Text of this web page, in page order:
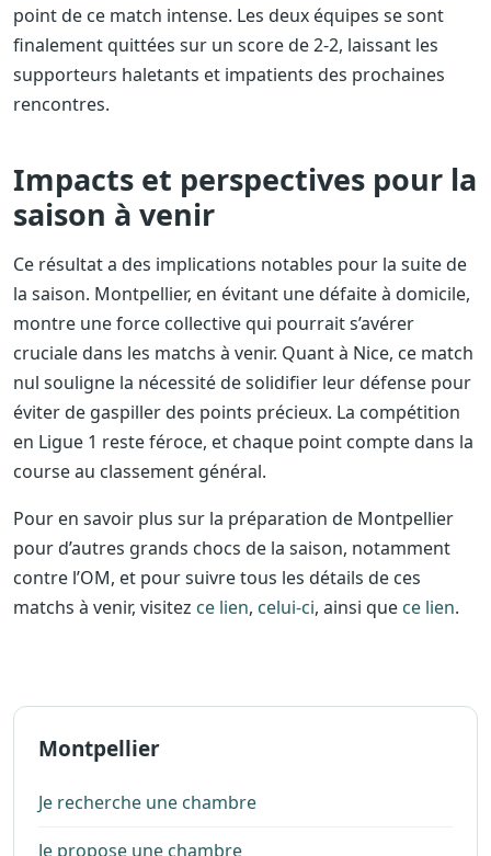
point de ce match intense. Les deux équipes se sont
finalement quittées sur un score de 2-2, laissant les
supporteurs haletants et impatients des prochaines
rencontres.
Impacts et perspectives pour la
saison à venir
Ce résultat a des implications notables pour la suite de
la saison. Montpellier, en évitant une défaite à domicile,
montre une force collective qui pourrait s’avérer
cruciale dans les matchs à venir. Quant à Nice, ce match
nul souligne la nécessité de solidifier leur défense pour
éviter de gaspiller des points précieux. La compétition
en Ligue 1 reste féroce, et chaque point compte dans la
course au classement général.
Pour en savoir plus sur la préparation de Montpellier
pour d’autres grands chocs de la saison, notamment
contre l’OM, et pour suivre tous les détails de ces
matchs à venir, visitez ce lien, celui-ci, ainsi que ce lien.
Montpellier
Je recherche une chambre
Je propose une chambre